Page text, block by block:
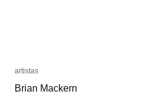
artistas
Brian Mackern
artistas
Brian Mackern